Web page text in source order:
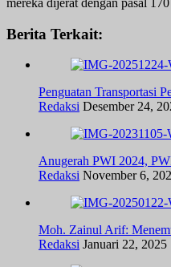
Berita Terkait:
Penguatan Transportasi
Redaksi Desember 24,
Anugerah PWI 2024,
Redaksi November 6,
Moh. Zainul Arif:
Redaksi Januari 22, 2025